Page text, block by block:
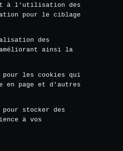
à l'utilisation des
pour le ciblage
des
ainsi la
pour les cookies qui
en page et d'autres
stocker des
à vos